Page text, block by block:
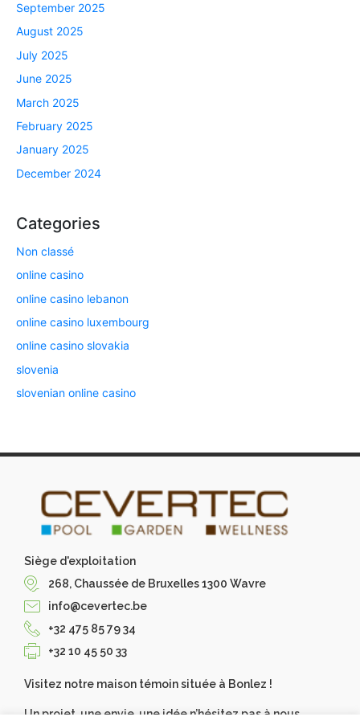
September 2025
August 2025
July 2025
June 2025
March 2025
February 2025
January 2025
December 2024
Categories
Non classé
online casino
online casino lebanon
online casino luxembourg
online casino slovakia
slovenia
slovenian online casino
Siège d'exploitation
268, Chaussée de Bruxelles 1300 Wavre
info@cevertec.be
+32 475 85 79 34
+32 10 45 50 33
Visitez notre maison témoin située à Bonlez !
Un projet, une envie, une idée n’hésitez pas à nous